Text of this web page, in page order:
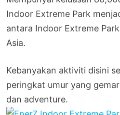
Indoor Extreme Park
antara Indoor Extreme
Asia.
Kebanyakan aktiviti disini
peringkat umur yang
dan adventure.